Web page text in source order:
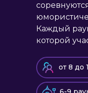
Каждый
которой
от 8 до